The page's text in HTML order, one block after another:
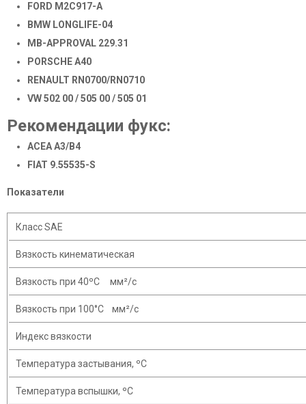
FORD M2C917-A
BMW LONGLIFE-04
MB-APPROVAL 229.31
PORSCHE A40
RENAULT RN0700/RN0710
VW 502 00 / 505 00 / 505 01
Рекомендации фукс:
ACEA A3/B4
FIAT 9.55535-S
Показатели
Класс SAE
Вязкость кинематическая
Вязкость при 40ºС мм²/c
Вязкость при 100°С мм²/с
Индекс вязкости
Температура застывания, ºС
Температура вспышки, ºС